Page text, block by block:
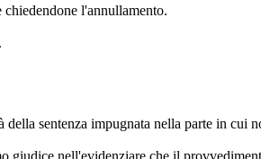
l'annullamento.
sentenza impugnata nella parte in cui
nell'evidenziare che il